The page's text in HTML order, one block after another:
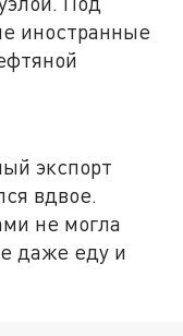
иностранные
экспорт
вдвое.
не могла
даже еду и